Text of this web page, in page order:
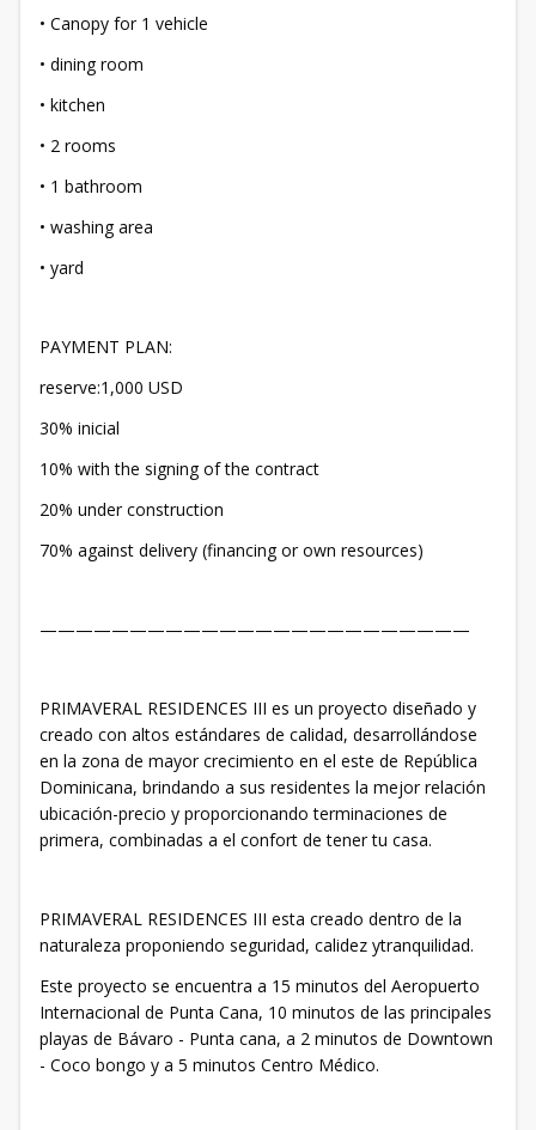
• Canopy for 1 vehicle
• dining room
• kitchen
• 2 rooms
• 1 bathroom
• washing area
• yard
PAYMENT PLAN:
reserve:1,000 USD
30% inicial
10% with the signing of the contract
20% under construction
70% against delivery (financing or own resources)
————————————————————————
PRIMAVERAL RESIDENCES III es un proyecto diseñado y
creado con altos estándares de calidad, desarrollándose
en la zona de mayor crecimiento en el este de República
Dominicana, brindando a sus residentes la mejor relación
ubicación-precio y proporcionando terminaciones de
primera, combinadas a el confort de tener tu casa.
PRIMAVERAL RESIDENCES III esta creado dentro de la
naturaleza proponiendo seguridad, calidez ytranquilidad.
Este proyecto se encuentra a 15 minutos del Aeropuerto
Internacional de Punta Cana, 10 minutos de las principales
playas de Bávaro - Punta cana, a 2 minutos de Downtown
- Coco bongo y a 5 minutos Centro Médico.